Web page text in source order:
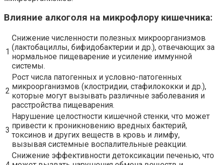
Влияние алкоголя на микрофлору кишечника:
1
Снижение численности полезных микроорганизмов
(лактобациллы, бифидобактерии и др.), отвечающих за
нормальное пищеварение и усиление иммунной
системы.
2
Рост числа патогенных и условно-патогенных
микроорганизмов (клостридии, стафилококки и др.),
которые могут вызывать различные заболевания и
расстройства пищеварения.
3
Нарушение целостности кишечной стенки, что может
привести к проникновению вредных бактерий,
токсинов и других веществ в кровь и лимфу,
вызывая системные воспалительные реакции.
Снижение эффективности детоксикации печенью, что